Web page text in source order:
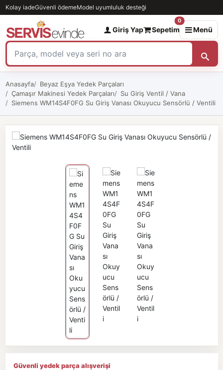
Kolay iadeGüvenli ödemeModel uyumluluk desteği
Giriş Yap Sepetim
0
Menü
Anasayfa
Beyaz Eşya Yedek Parçaları
Çamaşır Makinesi Yedek Parçaları
Su Giriş Ventil / Vana
Siemens WM14S4F0FG Su Giriş Vanası Okuyucu Sensörlü / Ventili
Güvenli yedek parça alışverişi